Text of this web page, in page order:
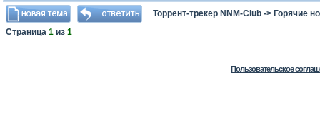
Торрент-трекер NNM-Club -> Горячие
Страница 1 из 1
Пользовательское